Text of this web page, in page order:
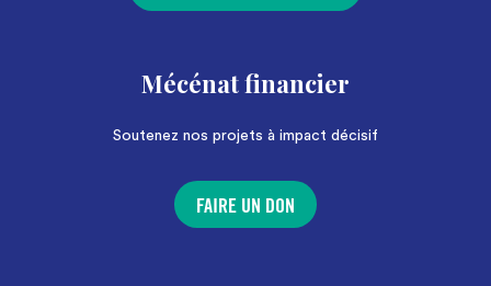
Mécénat financier
Soutenez nos projets à impact décisif
FAIRE UN DON